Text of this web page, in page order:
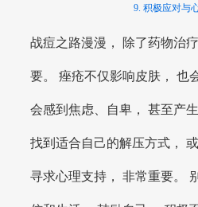
9. 积极应对与
战痘之路漫漫， 除了药物治
要。 痤疮不仅影响皮肤， 也
会感到焦虑、自卑， 甚至产
找到适合自己的解压方式，
寻求心理支持， 非常重要。